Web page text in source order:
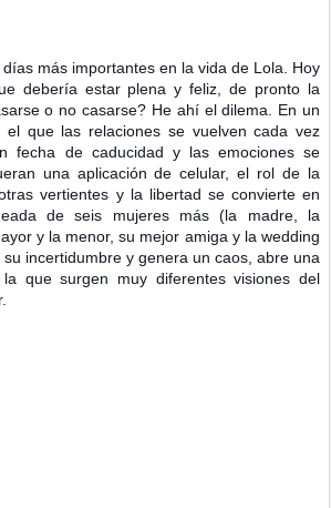
más importantes en la vida de Lola. Hoy
debería estar plena y feliz, de pronto la
o no casarse? He ahí el dilema. En un
el que las relaciones se vuelven cada vez
fecha de caducidad y las emociones se
una aplicación de celular, el rol de la
vertientes y la libertad se convierte en
de seis mujeres más (la madre, la
y la menor, su mejor amiga y la wedding
incertidumbre y genera un caos, abre una
que surgen muy diferentes visiones del